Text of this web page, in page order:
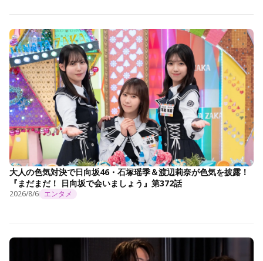
大人の色気対決で日向坂46・石塚瑶季＆渡辺莉奈が色気を披露！
『まだまだ！ 日向坂で会いましょう』第372話
2026/8/6 エンタメ